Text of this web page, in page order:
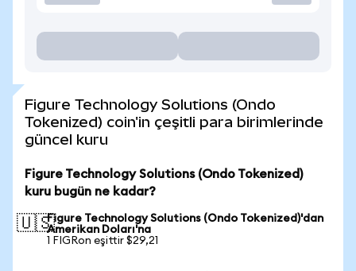
Figure Technology Solutions (Ondo
Tokenized) coin'in çeşitli para birimlerinde
güncel kuru
Figure Technology Solutions (Ondo Tokenized)
kuru bugün ne kadar?
🇺🇸Figure Technology Solutions (Ondo Tokenized)'dan
Amerikan Doları'na
1 FIGRon eşittir $29,21